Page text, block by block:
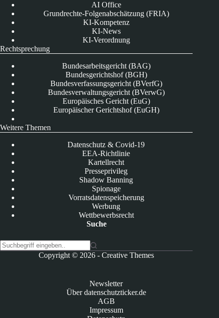
AI Office
Grundrechte-Folgenabschätzung (FRIA)
KI-Kompetenz
KI-News
KI-Verordnung
Rechtsprechung
Bundesarbeitsgericht (BAG)
Bundesgerichtshof (BGH)
Bundesverfassungsgericht (BVerfG)
Bundesverwaltungsgericht (BVerwG)
Europäisches Gericht (EuG)
Europäischer Gerichtshof (EuGH)
Weitere Themen
Datenschutz & Covid-19
EEA-Richtlinie
Kartellrecht
Presseprivileg
Shadow Banning
Spionage
Vorratsdatenspeicherung
Werbung
Wettbewerbsrecht
Suche
Copyright © 2026 -Creative Themes
Newsletter
Über datenschutzticker.de
AGB
Impressum